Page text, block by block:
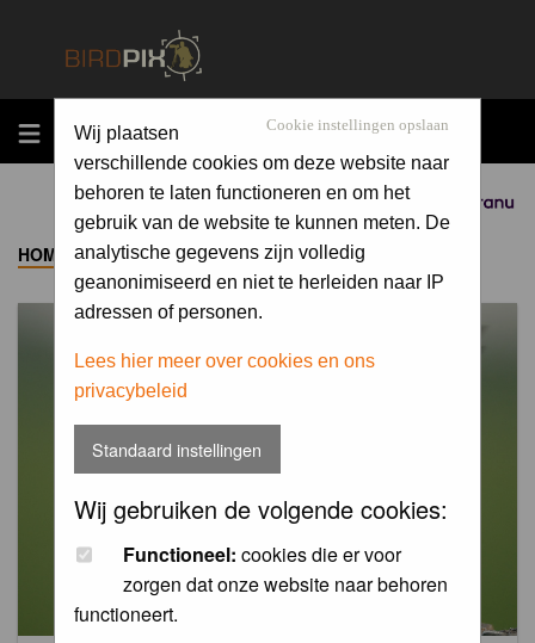
MENU
Sponsored by
Cookie instellingen opslaan
Wij plaatsen
verschillende cookies om deze website naar
behoren te laten functioneren en om het
gebruik van de website te kunnen meten. De
analytische gegevens zijn volledig
geanonimiseerd en niet te herleiden naar IP
adressen of personen.
Lees hier meer over cookies en ons
privacybeleid
Standaard instellingen
Wij gebruiken de volgende cookies:
Functioneel: cookies die er voor
zorgen dat onze website naar behoren
functioneert.
HOME ->ALBUM